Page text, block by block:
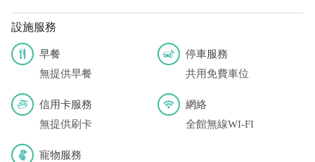
設施服務
早餐
無提供早餐
停車服務
共用免費車位
信用卡服務
無提供刷卡
網絡
全館無線WI-FI
寵物服務